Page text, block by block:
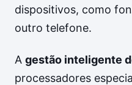
dispositivos, como
outro telefone.
A gestão inteligente
processadores